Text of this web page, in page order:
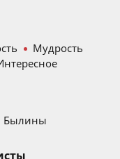
Мудрость
Былины